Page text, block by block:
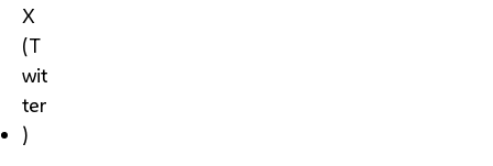
X
(T
wit
ter
)